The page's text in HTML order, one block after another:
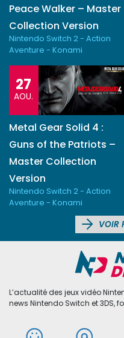
Peace Walker – Master
Collection Version
Nintendo Switch 2 - Action
Aventure - Konami
27
AOU.
Metal Gear Solid 4 :
Guns of the Patriots –
Master Collection
Version
Nintendo Switch 2 - Action
Aventure - Konami
VOIR
L’actualité des jeux vidéo
news Nintendo Switch et 3DS,